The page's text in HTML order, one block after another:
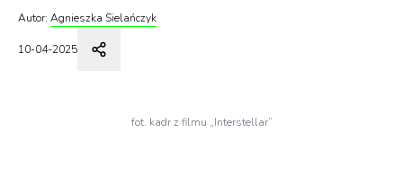
Autor: Agnieszka Sielańczyk
10-04-2025
fot. kadr z filmu „Interstellar”